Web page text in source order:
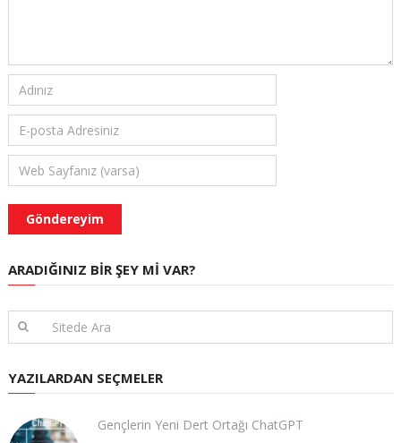
ARADIĞINIZ BIR ŞEY MI VAR?
YAZILARDAN SEÇMELER
Gençlerin Yeni Dert Ortağı ChatGPT